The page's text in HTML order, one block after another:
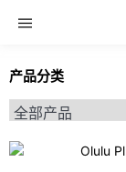
产品分类